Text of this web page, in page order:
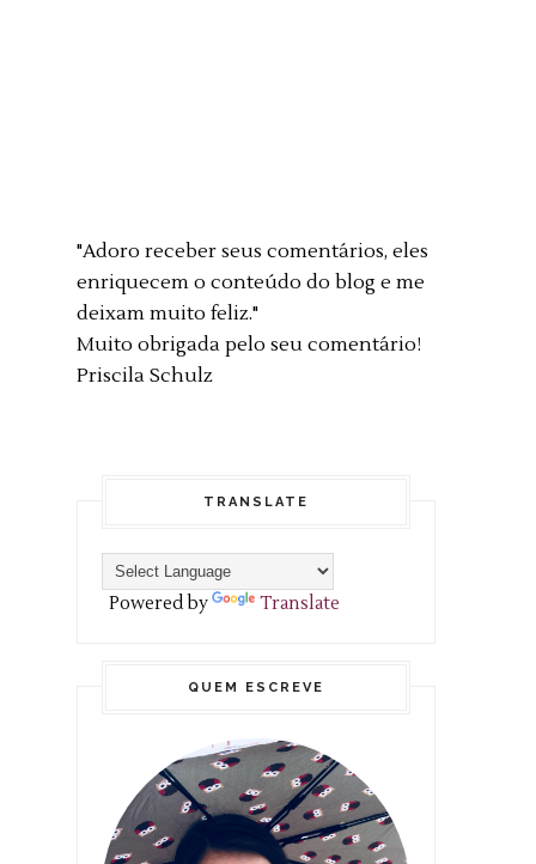
"Adoro receber seus comentários, eles
enriquecem o conteúdo do blog e me
deixam muito feliz."
Muito obrigada pelo seu comentário!
Priscila Schulz
TRANSLATE
Powered by Translate
QUEM ESCREVE